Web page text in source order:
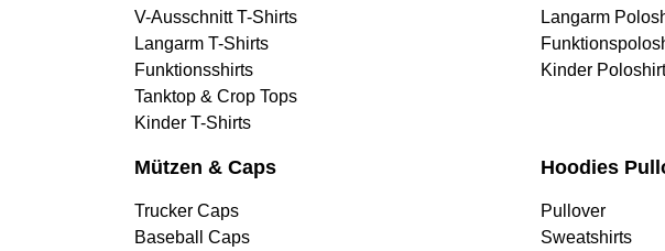
V-Ausschnitt T-Shirts
Langarm T-Shirts
Funktionsshirts
Tanktop & Crop Tops
Kinder T-Shirts
Langarm
Kinder
Mützen & Caps
Trucker Caps
Baseball Caps
Hoodies
Pullover
Sweatshirts